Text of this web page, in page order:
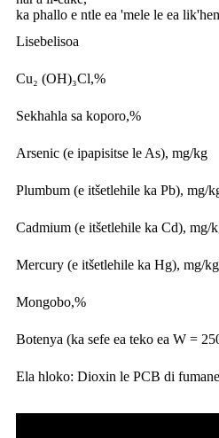
ka phallo e ntle ea 'mele le ea
Lisebelisoa
Cu₂ (OH)₃Cl,%
Sekhahla sa koporo,%
Arsenic (e ipapisitse le As), mg/kg
Plumbum (e itšetlehile ka Pb), mg/
Cadmium (e itšetlehile ka Cd), mg/
Mercury (e itšetlehile ka Hg), mg/kg
Mongobo,%
Botenya (ka sefe ea teko ea W =
Ela hloko: Dioxin le PCB di